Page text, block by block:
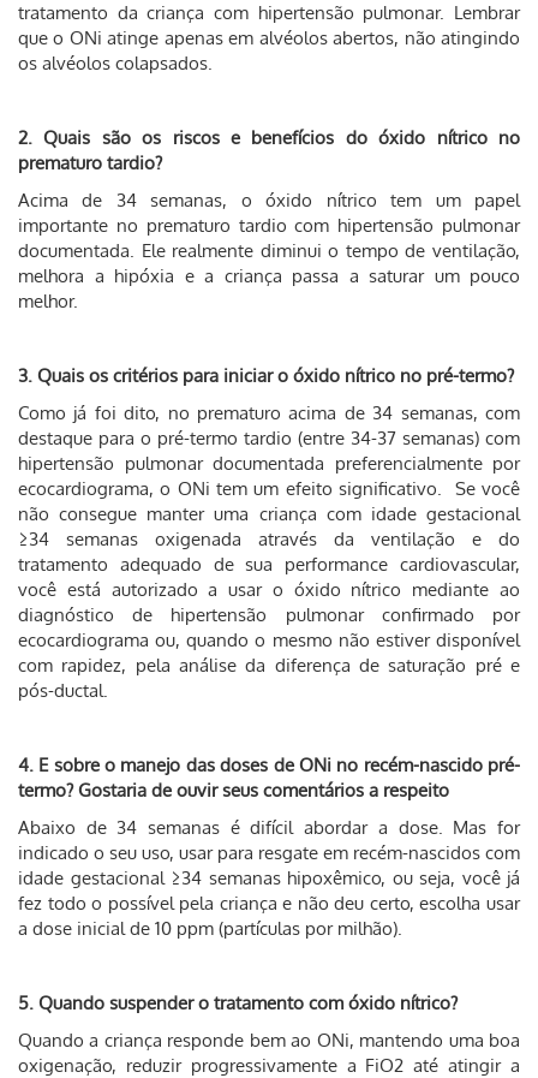
tratamento da criança com hipertensão pulmonar. Lembrar
que o ONi atinge apenas em alvéolos abertos, não atingindo
os alvéolos colapsados.
2. Quais são os riscos e benefícios do óxido nítrico no
prematuro tardio?
Acima de 34 semanas, o óxido nítrico tem um papel
importante no prematuro tardio com hipertensão pulmonar
documentada. Ele realmente diminui o tempo de ventilação,
melhora a hipóxia e a criança passa a saturar um pouco
melhor.
3. Quais os critérios para iniciar o óxido nítrico no pré-termo?
Como já foi dito, no prematuro acima de 34 semanas, com
destaque para o pré-termo tardio (entre 34-37 semanas) com
hipertensão pulmonar documentada preferencialmente por
ecocardiograma, o ONi tem um efeito significativo. Se você
não consegue manter uma criança com idade gestacional
≥34 semanas oxigenada através da ventilação e do
tratamento adequado de sua performance cardiovascular,
você está autorizado a usar o óxido nítrico mediante ao
diagnóstico de hipertensão pulmonar confirmado por
ecocardiograma ou, quando o mesmo não estiver disponível
com rapidez, pela análise da diferença de saturação pré e
pós-ductal.
4. E sobre o manejo das doses de ONi no recém-nascido pré-
termo? Gostaria de ouvir seus comentários a respeito
Abaixo de 34 semanas é difícil abordar a dose. Mas for
indicado o seu uso, usar para resgate em recém-nascidos com
idade gestacional ≥34 semanas hipoxêmico, ou seja, você já
fez todo o possível pela criança e não deu certo, escolha usar
a dose inicial de 10 ppm (partículas por milhão).
5. Quando suspender o tratamento com óxido nítrico?
Quando a criança responde bem ao ONi, mantendo uma boa
oxigenação, reduzir progressivamente a FiO2 até atingir a